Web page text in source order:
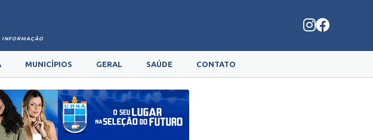
INFORMAÇÃO
MUNICÍPIOS GERAL SAÚDE CONTATO